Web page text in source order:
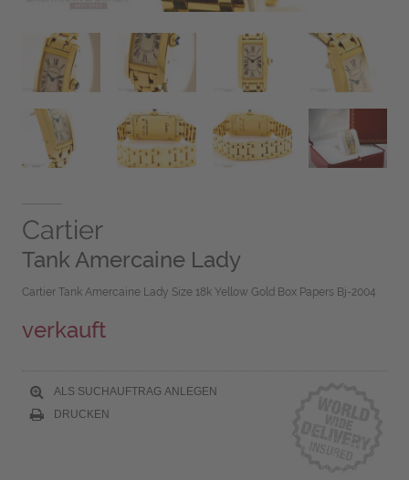
Cartier
Tank Amercaine Lady
Cartier Tank Amercaine Lady Size 18k Yellow Gold Box Papers Bj-2004
verkauft
ALS SUCHAUFTRAG ANLEGEN
DRUCKEN